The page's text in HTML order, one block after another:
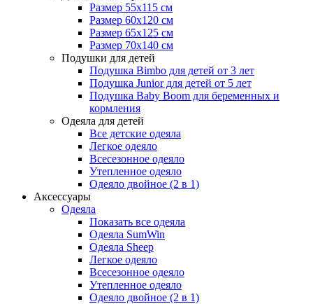
Размер 55x115 см
Размер 60x120 см
Размер 65x125 см
Размер 70x140 см
Подушки для детей
Подушка Bimbo для детей от 3 лет
Подушка Junior для детей от 5 лет
Подушка Baby Boom для беременных и
кормления
Одеяла для детей
Все детские одеяла
Легкое одеяло
Всесезонное одеяло
Утепленное одеяло
Одеяло двойное (2 в 1)
Аксессуары
Одеяла
Показать все одеяла
Одеяла SumWin
Одеяла Sheep
Легкое одеяло
Всесезонное одеяло
Утепленное одеяло
Одеяло двойное (2 в 1)